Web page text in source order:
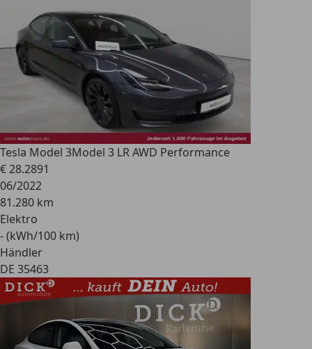
Tesla Model 3Model 3 LR AWD Performance
€ 28.2891
06/2022
81.280 km
Elektro
- (kWh/100 km)
Händler
DE 35463